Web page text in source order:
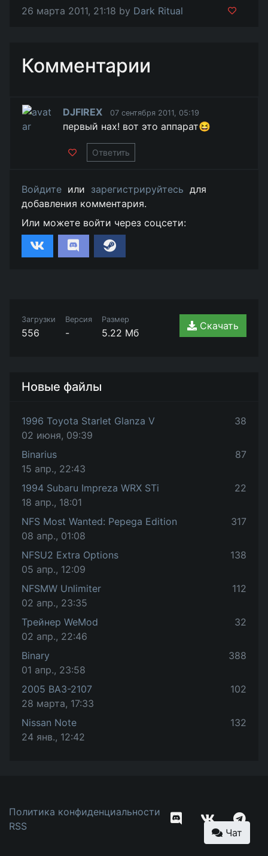
26 марта 2011, 21:18 by Dark Ritual
Комментарии
DJFIREX 07 сентября 2011, 05:19
первый нах! вот это аппарат😆
Ответить
Войдите или зарегистрируйтесь для
добавления комментария.
Или можете войти через соцсети:
Загрузки
556
Версия
-
Размер
5.22 Мб
Скачать
Новые файлы
1996 Toyota Starlet Glanza V
02 июня, 09:39
38
Binarius
15 апр., 22:43
87
1994 Subaru Impreza WRX STi
18 апр., 18:01
22
NFS Most Wanted: Pepega Edition
08 апр., 01:08
317
NFSU2 Extra Options
05 апр., 12:09
138
NFSMW Unlimiter
02 апр., 23:35
112
Трейнер WeMod
02 апр., 22:46
32
Binary
01 апр., 23:58
388
2005 ВАЗ-2107
28 марта, 17:33
102
Nissan Note
24 янв., 12:42
132
Политика конфиденциальности
RSS
Чат